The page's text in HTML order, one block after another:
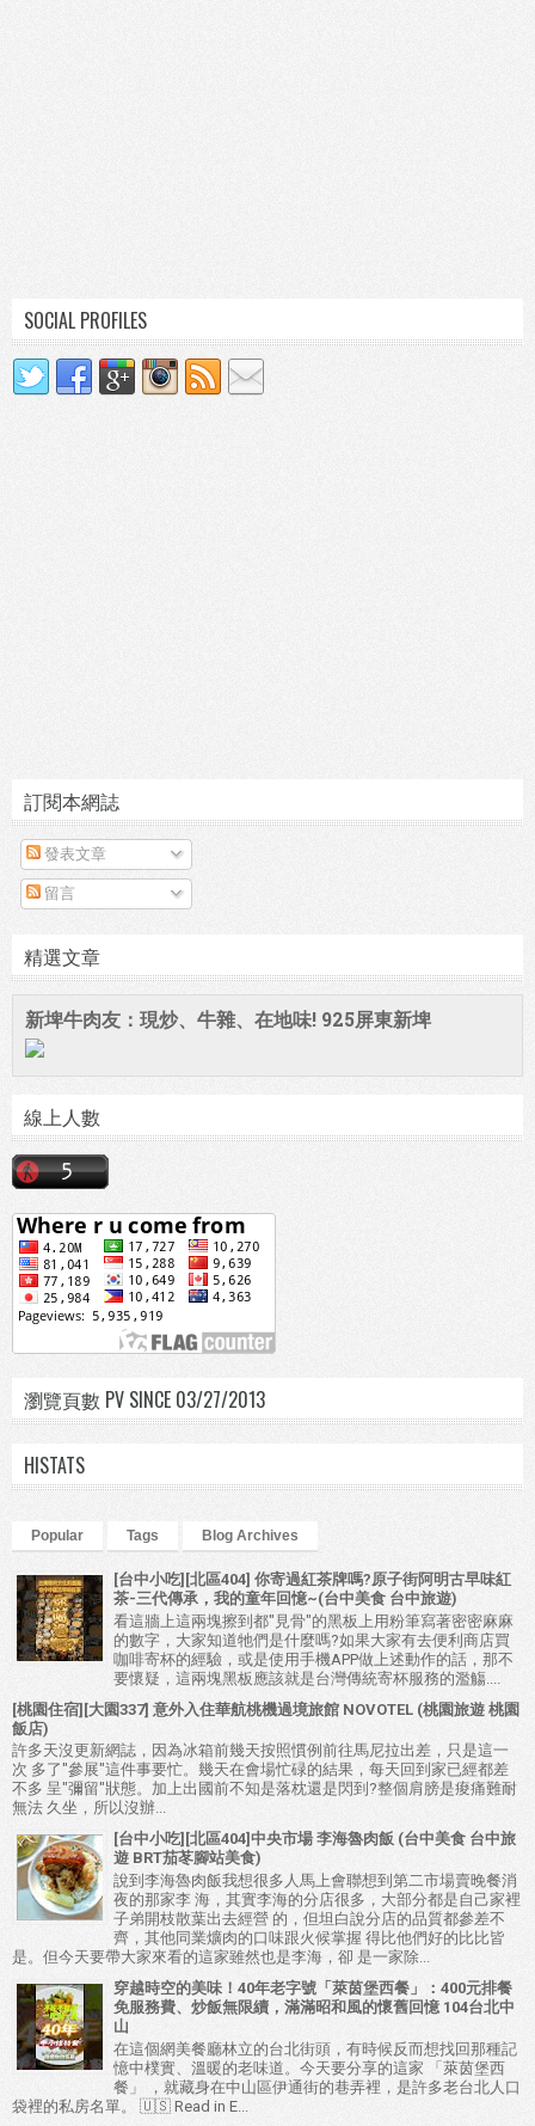
SOCIAL PROFILES
訂閱本網誌
發表文章
留言
精選文章
新埤牛肉友：現炒、牛雜、在地味! 925屏東新埤
線上人數
瀏覽頁數 PV SINCE 03/27/2013
HISTATS
Popular Tags Blog Archives
[台中小吃][北區404] 你寄過紅茶牌嗎?原子街阿明古早味紅
茶-三代傳承，我的童年回憶~(台中美食 台中旅遊)
看這牆上這兩塊擦到都"見骨"的黑板上用粉筆寫著密密麻麻
的數字，大家知道牠們是什麼嗎?如果大家有去便利商店買
咖啡寄杯的經驗，或是使用手機APP做上述動作的話，那不
要懷疑，這兩塊黑板應該就是台灣傳統寄杯服務的濫觴....
[桃園住宿][大園337] 意外入住華航桃機過境旅館 NOVOTEL (桃園旅遊 桃園
飯店)
許多天沒更新網誌，因為冰箱前幾天按照慣例前往馬尼拉出差，只是這一
次 多了"參展"這件事要忙。幾天在會場忙碌的結果，每天回到家已經都差
不多 呈"彌留"狀態。加上出國前不知是落枕還是閃到?整個肩膀是痠痛難耐
無法 久坐，所以沒辦...
[台中小吃][北區404]中央市場 李海魯肉飯 (台中美食 台中旅
遊 BRT茄苳腳站美食)
說到李海魯肉飯我想很多人馬上會聯想到第二市場賣晚餐消
夜的那家李 海，其實李海的分店很多，大部分都是自己家裡
子弟開枝散葉出去經營 的，但坦白說分店的品質都參差不
齊，其他同業爌肉的口味跟火候掌握 得比他們好的比比皆
是。但今天要帶大家來看的這家雖然也是李海，卻 是一家除...
穿越時空的美味！40年老字號「萊茵堡西餐」：400元排餐
免服務費、炒飯無限續，滿滿昭和風的懷舊回憶 104台北中
山
在這個網美餐廳林立的台北街頭，有時候反而想找回那種記
憶中樸實、溫暖的老味道。今天要分享的這家 「萊茵堡西
餐」 ，就藏身在中山區伊通街的巷弄裡，是許多老台北人口
袋裡的私房名單。 🇺🇸 Read in E...